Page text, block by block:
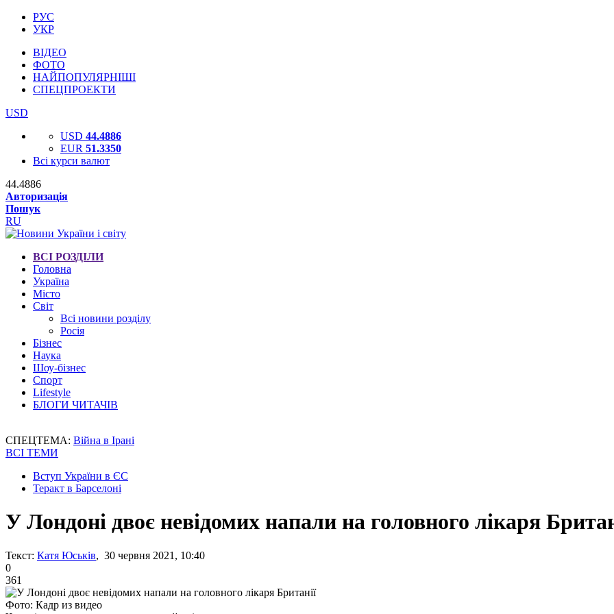
РУС
УКР
ВІДЕО
ФОТО
НАЙПОПУЛЯРНІШІ
СПЕЦПРОЕКТИ
USD
USD 44.4886
EUR 51.3350
Всі курси валют
44.4886
Авторизація
Пошук
RU
ВСІ РОЗДІЛИ
Головна
Україна
Місто
Світ
Всі новини розділу
Росія
Бізнес
Наука
Шоу-бізнес
Спорт
Lifestyle
БЛОГИ ЧИТАЧІВ
СПЕЦТЕМА: Війна в Ірані
ВСІ ТЕМИ
Вступ України в ЄС
Теракт в Барселоні
У Лондоні двоє невідомих напали на головного лікаря
Текст: Катя Юськів, 30 червня 2021, 10:40
0
361
Фото: Кадр из видео